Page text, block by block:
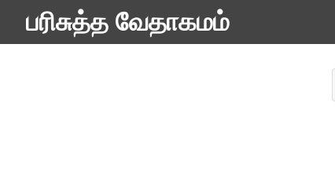
பரிசுத்த வேதாகமம்